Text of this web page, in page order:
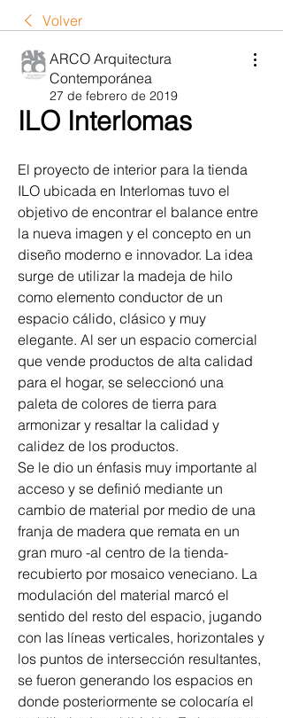
Volver
ARCO Arquitectura
Contemporánea
27 de febrero de 2019
ILO Interlomas
El proyecto de interior para la tienda
ILO ubicada en Interlomas tuvo el
objetivo de encontrar el balance entre
la nueva imagen y el concepto en un
diseño moderno e innovador. La idea
surge de utilizar la madeja de hilo
como elemento conductor de un
espacio cálido, clásico y muy
elegante. Al ser un espacio comercial
que vende productos de alta calidad
para el hogar, se seleccionó una
paleta de colores de tierra para
armonizar y resaltar la calidad y
calidez de los productos.
Se le dio un énfasis muy importante al
acceso y se definió mediante un
cambio de material por medio de una
franja de madera que remata en un
gran muro -al centro de la tienda-
recubierto por mosaico veneciano. La
modulación del material marcó el
sentido del resto del espacio, jugando
con las líneas verticales, horizontales y
los puntos de intersección resultantes,
se fueron generando los espacios en
donde posteriormente se colocaría el